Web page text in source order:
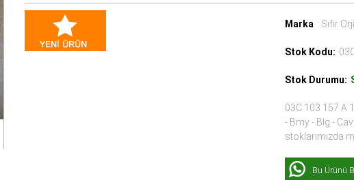
Marka : Sıfır
Stok Kodu:
Stok Durumu:
03C 103 157 A
- Bmy - Blg -
stoklarımızda
Bu Ürünü